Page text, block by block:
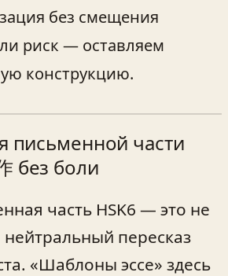
без смещения
риск — оставляем
конструкцию.
письменной части
без боли
часть HSK6 — это не
нейтральный пересказ
«Шаблоны эссе» здесь